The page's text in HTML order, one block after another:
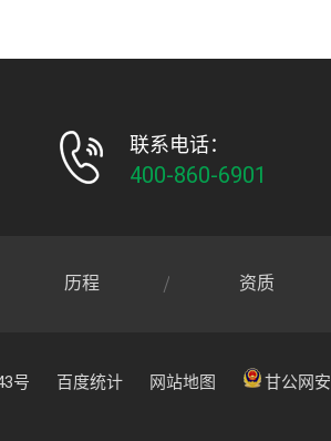
联系电话：
400-860-6901
历程 资质
号 百度统计 网站地图
甘公网